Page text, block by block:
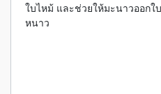
ใบไหม้ และช่วยให้มะนาวออก
หนาว